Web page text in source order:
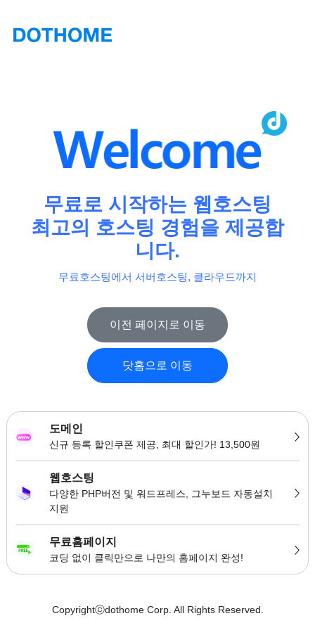
무료로 시작하는 웹호스팅
최고의 호스팅 경험을 제공합
니다.
무료호스팅에서 서버호스팅, 클라우드까지
이전 페이지로 이동
닷홈으로 이동
도메인
신규 등록 할인쿠폰 제공, 최대 할인가! 13,500원
웹호스팅
다양한 PHP버전 및 워드프레스, 그누보드 자동설치
지원
무료홈페이지
코딩 없이 클릭만으로 나만의 홈페이지 완성!
Copyrightⓒdothome Corp. All Rights Reserved.